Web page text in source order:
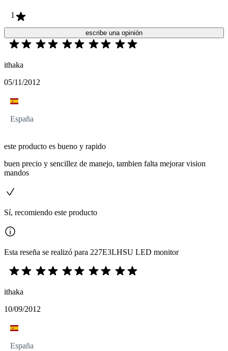
1
escribe una opinión
ithaka
05/11/2012
España
este producto es bueno y rapido
buen precio y sencillez de manejo, tambien falta mejorar vision
mandos
Sí, recomiendo este producto
Esta reseña se realizó para 227E3LHSU LED monitor
ithaka
10/09/2012
España